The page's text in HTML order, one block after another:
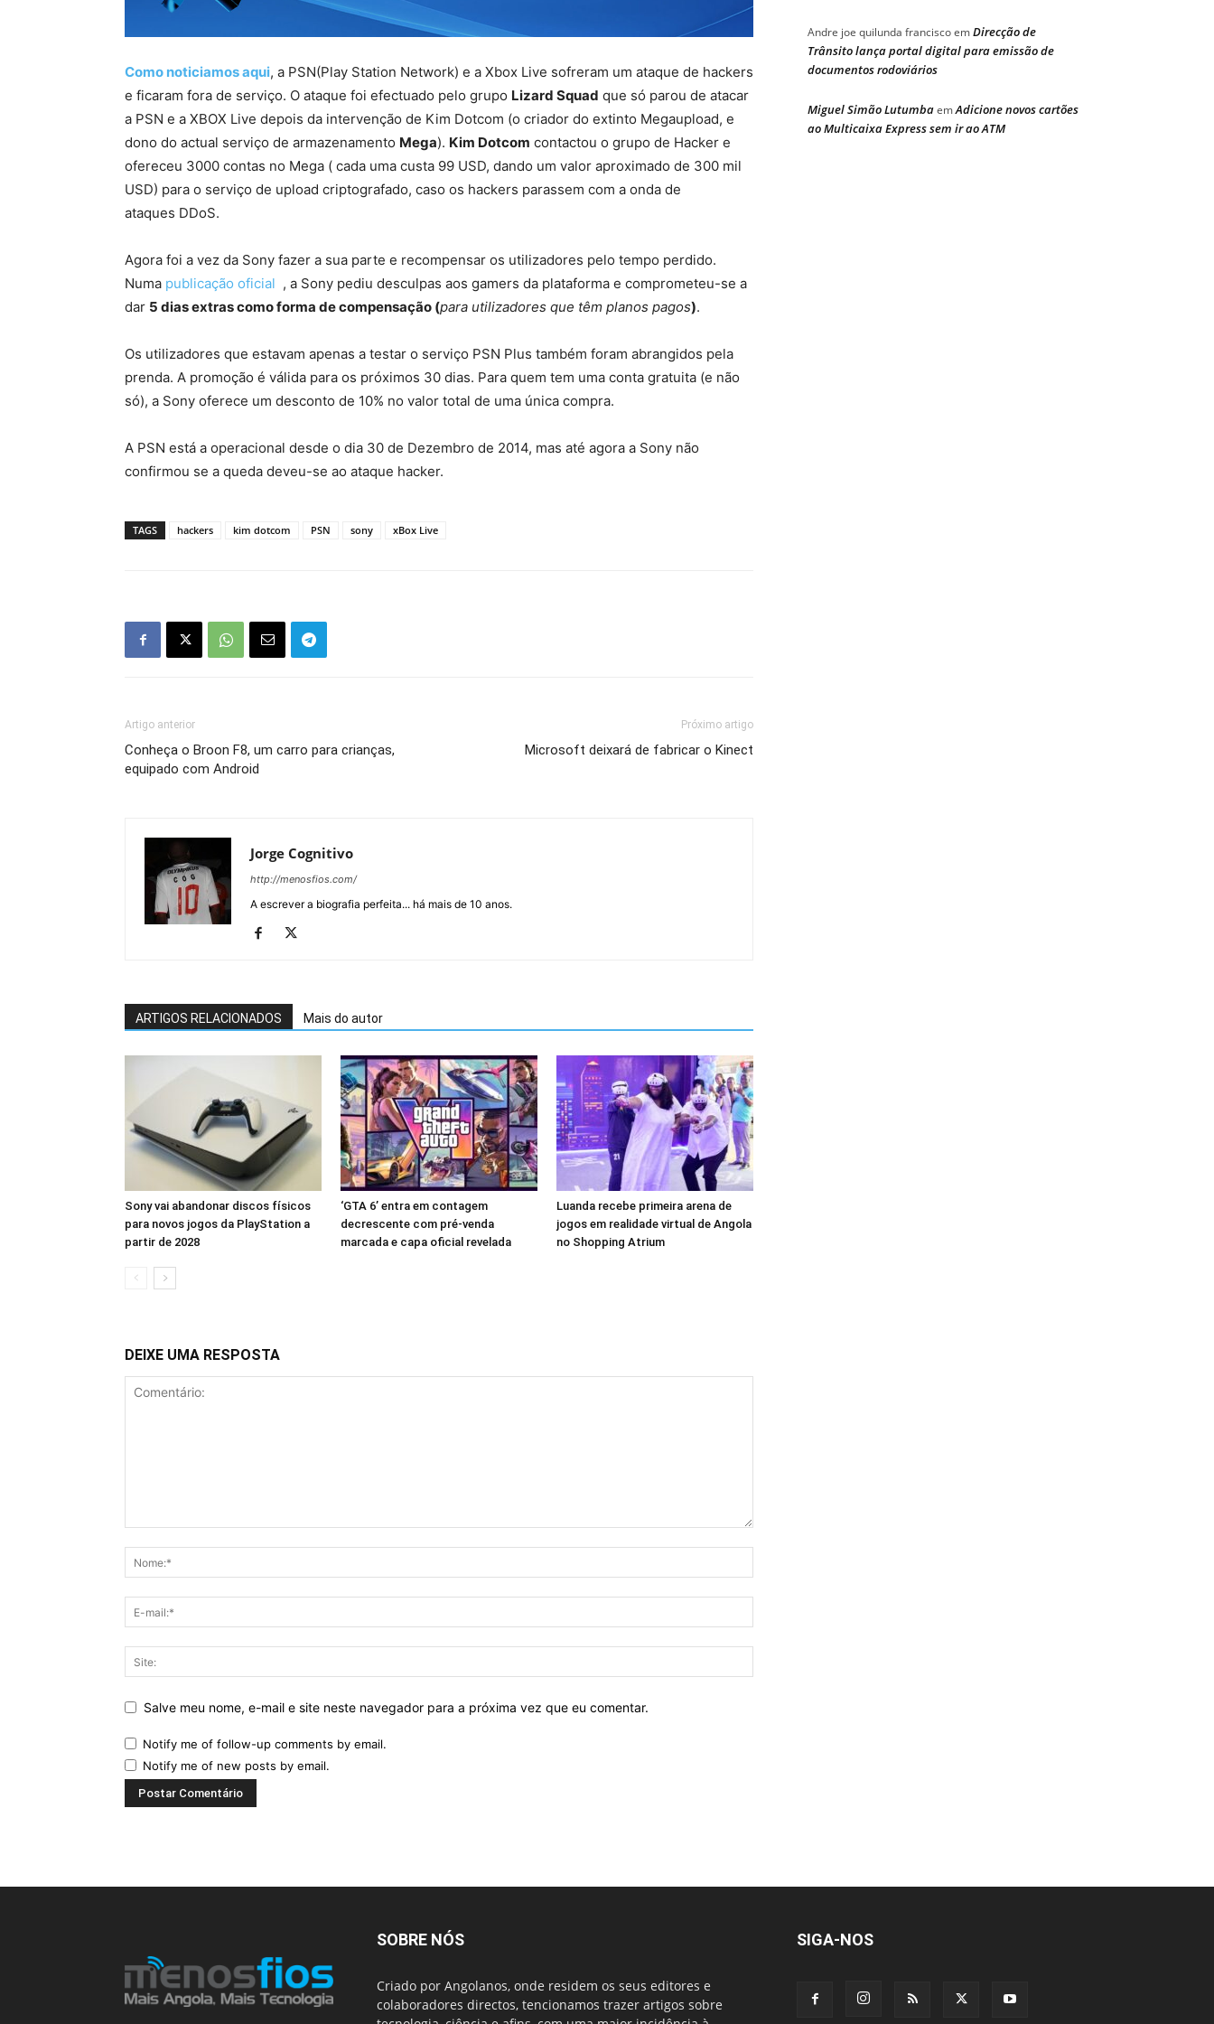
Como noticiamos aqui, a PSN(Play Station Network) e a Xbox Live sofreram um ataque de hackers
e ficaram fora de serviço. O ataque foi efectuado pelo grupo Lizard Squad que só parou de atacar
a PSN e a XBOX Live depois da intervenção de Kim Dotcom (o criador do extinto Megaupload, e
dono do actual serviço de armazenamento Mega). Kim Dotcom contactou o grupo de Hacker e
ofereceu 3000 contas no Mega ( cada uma custa 99 USD, dando um valor aproximado de 300 mil
USD) para o serviço de upload criptografado, caso os hackers parassem com a onda de
ataques DDoS.
Agora foi a vez da Sony fazer a sua parte e recompensar os utilizadores pelo tempo perdido.
Numa publicação oficial , a Sony pediu desculpas aos gamers da plataforma e comprometeu-se a
dar 5 dias extras como forma de compensação (para utilizadores que têm planos pagos).
Os utilizadores que estavam apenas a testar o serviço PSN Plus também foram abrangidos pela
prenda. A promoção é válida para os próximos 30 dias. Para quem tem uma conta gratuita (e não
só), a Sony oferece um desconto de 10% no valor total de uma única compra.
A PSN está a operacional desde o dia 30 de Dezembro de 2014, mas até agora a Sony não
confirmou se a queda deveu-se ao ataque hacker.
TAGS hackers kim dotcom PSN sony xBox Live
Artigo anterior
Conheça o Broon F8, um carro para crianças,
equipado com Android
Próximo artigo
Microsoft deixará de fabricar o Kinect
Jorge Cognitivo
http://menosfios.com/
A escrever a biografia perfeita... há mais de 10 anos.
ARTIGOS RELACIONADOS Mais do autor
Sony vai abandonar discos físicos
para novos jogos da PlayStation a
partir de 2028
‘GTA 6’ entra em contagem
decrescente com pré-venda
marcada e capa oficial revelada
Luanda recebe primeira arena de
jogos em realidade virtual de Angola
no Shopping Atrium
DEIXE UMA RESPOSTA
Salve meu nome, e-mail e site neste navegador para a próxima vez que eu comentar.
Notify me of follow-up comments by email.
Notify me of new posts by email.
Andre joe quilunda franciscoemDirecção de
Trânsito lança portal digital para emissão de
documentos rodoviários
Miguel Simão LutumbaemAdicione novos cartões
ao Multicaixa Express sem ir ao ATM
SOBRE NÓS
Criado por Angolanos, onde residem os seus editores e
colaboradores directos, tencionamos trazer artigos sobre
SIGA-NOS